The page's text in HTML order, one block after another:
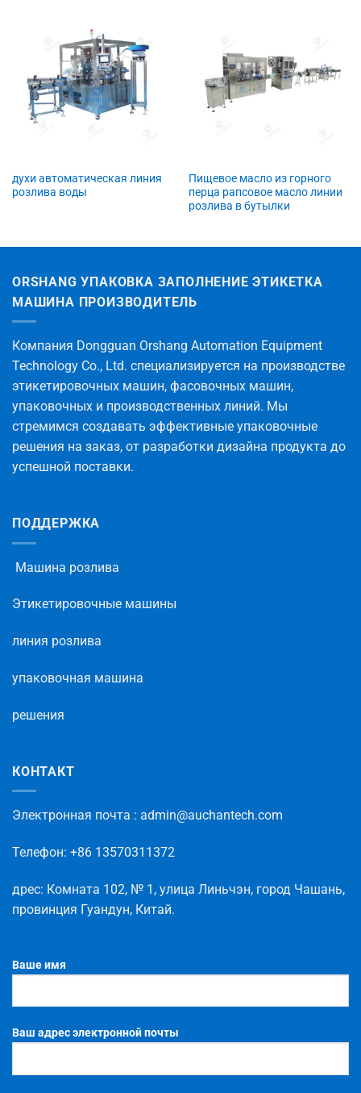
духи автоматическая линия
розлива воды
Пищевое масло из горного
перца рапсовое масло линии
розлива в бутылки
ORSHANG УПАКОВКА ЗАПОЛНЕНИЕ ЭТИКЕТКА
МАШИНА ПРОИЗВОДИТЕЛЬ
Компания Dongguan Orshang Automation Equipment
Technology Co., Ltd. специализируется на производстве
этикетировочных машин, фасовочных машин,
упаковочных и производственных линий. Мы
стремимся создавать эффективные упаковочные
решения на заказ, от разработки дизайна продукта до
успешной поставки.
ПОДДЕРЖКА
Машина розлива
Этикетировочные машины
линия розлива
упаковочная машина
решения
КОНТАКТ
Электронная почта : admin@auchantech.com
Телефон: +86 13570311372
дрес: Комната 102, № 1 , улица Линьчэн, город Чашань,
провинция Гуандун, Китай.
Ваше имя
Ваш адрес электронной почты